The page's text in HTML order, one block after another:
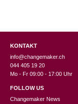
KONTAKT
info@changemaker.ch
044 405 19 20
Mo - Fr 09:00 - 17:00 Uhr
FOLLOW US
Changemaker News